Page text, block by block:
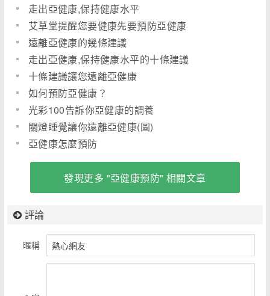
走出亞健康,保持健康水平
艾草堂提醒您要健康先要預防亞健康
遠離亞健康的幾條建議
走出亞健康,保持健康水平的十條建議
十條建議讓您遠離亞健康
如何預防亞健康？
光彩100告訴你亞健康的調養
關燈睡覺讓你遠離亞健康(圖)
亞健康怎麼預防
發現更多 "亞健康預防" 相關文章
評論
暱稱